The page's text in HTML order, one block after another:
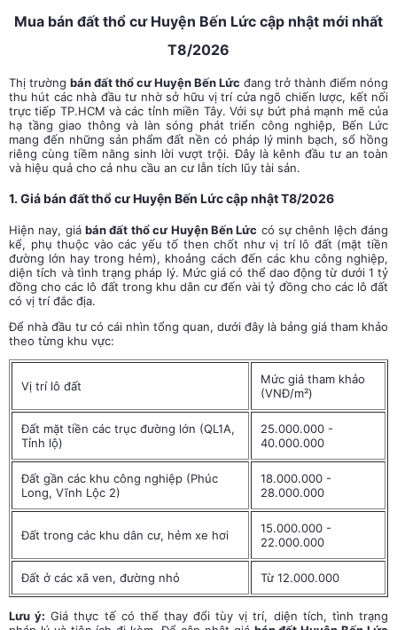
Mua bán đất thổ cư Huyện Bến Lức cập nhật mới nhất
T8/2026
Thị trường bán đất thổ cư Huyện Bến Lức đang trở thành điểm nóng
thu hút các nhà đầu tư nhờ sở hữu vị trí cửa ngõ chiến lược, kết nối
trực tiếp TP.HCM và các tỉnh miền Tây. Với sự bứt phá mạnh mẽ của
hạ tầng giao thông và làn sóng phát triển công nghiệp, Bến Lức
mang đến những sản phẩm đất nền có pháp lý minh bạch, sổ hồng
riêng cùng tiềm năng sinh lời vượt trội. Đây là kênh đầu tư an toàn
và hiệu quả cho cả nhu cầu an cư lẫn tích lũy tài sản.
1. Giá bán đất thổ cư Huyện Bến Lức cập nhật T8/2026
Hiện nay, giábán đất thổ cư Huyện Bến Lức có sự chênh lệch đáng
kể, phụ thuộc vào các yếu tố then chốt như vị trí lô đất (mặt tiền
đường lớn hay trong hẻm), khoảng cách đến các khu công nghiệp,
diện tích và tình trạng pháp lý. Mức giá có thể dao động từ dưới 1 tỷ
đồng cho các lô đất trong khu dân cư đến vài tỷ đồng cho các lô đất
có vị trí đắc địa.
Để nhà đầu tư có cái nhìn tổng quan, dưới đây là bảng giá tham khảo
theo từng khu vực:
Vị trí lô đất
Mức giá tham khảo
(VNĐ/m²)
Đất mặt tiền các trục đường lớn (QL1A,
Tỉnh lộ)
25.000.000 -
40.000.000
Đất gần các khu công nghiệp (Phúc
Long, Vĩnh Lộc 2)
18.000.000 -
28.000.000
Đất trong các khu dân cư, hẻm xe hơi
15.000.000 -
22.000.000
Đất ở các xã ven, đường nhỏ Từ 12.000.000
Lưu ý: Giá thực tế có thể thay đổi tùy vị trí, diện tích, tình trạng